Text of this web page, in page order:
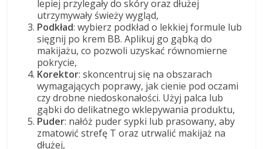
lepiej przylegały do skóry oraz dłużej
utrzymywały świeży wygląd,
Podkład: wybierz podkład o lekkiej formule lub
sięgnij po krem BB. Aplikuj go gąbką do
makijażu, co pozwoli uzyskać równomierne
pokrycie,
Korektor: skoncentruj się na obszarach
wymagających poprawy, jak cienie pod oczami
czy drobne niedoskonałości. Użyj palca lub
gąbki do delikatnego wklepywania produktu,
Puder: nałóż puder sypki lub prasowany, aby
zmatowić strefę T oraz utrwalić makijaż na
dłużej,